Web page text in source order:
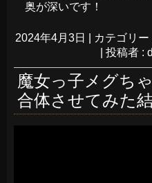
奥が深いです！
2024年4月3日 カテゴリー
投稿者 :
魔女っ子メグち
合体させてみた